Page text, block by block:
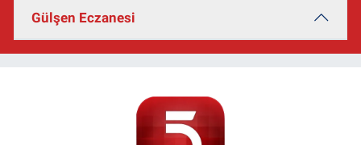
Gülşen Eczanesi